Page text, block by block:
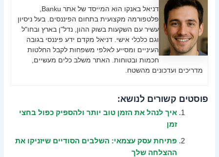
פלטפורמה מקצועית בתחום הפיננסים. בעל ניסיון
עשיר עם השקעות בשוק ההון, נדל"ן בארץ ובחו"ל
וגם כלכלי אישי. דניאל מקדם ידע פיננסי בגובה
העיניים ומסייע לאלפי משפחות לקבל החלטות
חכמות ובטוחות. האתר משלב כלים מעשיים,
מדריכים ועדכונים מהשטח.
פוסטים קשורים לנושא:
איך לנהל את הזמן טוב יותר ולהספיק כפול בחצי
זמן
פתיחת עסק עצמאי: השלבים הסודיים שיזניקו את
ההצלחה שלך